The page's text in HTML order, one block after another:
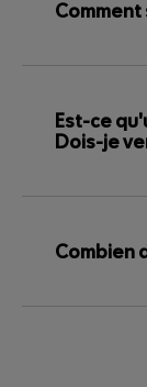
Comment
Est-ce
Dois-je
Combien